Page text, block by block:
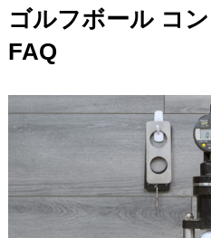
ゴルフボール コ
FAQ